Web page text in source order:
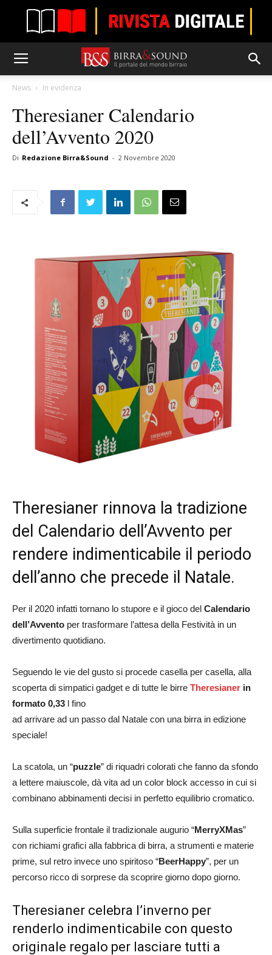
News In evidenza
Theresianer Calendario
dell’Avvento 2020
Di Redazione Birra&Sound - 2 Novembre 2020
Theresianer rinnova la tradizione
del Calendario dell’Avvento per
rendere indimenticabile il periodo
dell’anno che precede il Natale.
Per il 2020 infatti tornano lo stupore e il gioco del Calendario
dell’Avvento per trasformare l’attesa della Festività in un
divertimento quotidiano.
Seguendo le vie del gusto si procede casella per casella, alla
scoperta di simpatici gadget e di tutte le birre Theresianer in
formato 0,33 l fino
ad arrivare ad un passo dal Natale con una birra in edizione
speciale!
La scatola, un “puzzle” di riquadri colorati che fanno da sfondo
a lettere maiuscole, dà vita ad un color block accesso in cui si
combinano abbinamenti decisi in perfetto equilibrio cromatico.
Sulla superficie frontale il tradizionale augurio “MerryXMas”
con richiami grafici alla fabbrica di birra, a strumenti e materie
prime, sul retro invece uno spiritoso “BeerHappy”, per un
percorso ricco di sorprese da scoprire giorno dopo giorno.
Theresianer celebra l’inverno per
renderlo indimenticabile con questo
originale regalo per lasciare tutti a